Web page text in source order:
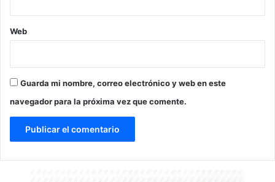
Web
Guarda mi nombre, correo electrónico y web en este
navegador para la próxima vez que comente.